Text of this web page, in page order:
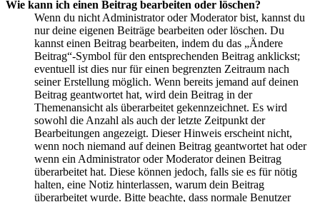
Wie kann ich einen Beitrag bearbeiten oder löschen?
Wenn du nicht Administrator oder Moderator bist, kannst du
nur deine eigenen Beiträge bearbeiten oder löschen. Du
kannst einen Beitrag bearbeiten, indem du das „Ändere
Beitrag“-Symbol für den entsprechenden Beitrag anklickst;
eventuell ist dies nur für einen begrenzten Zeitraum nach
seiner Erstellung möglich. Wenn bereits jemand auf deinen
Beitrag geantwortet hat, wird dein Beitrag in der
Themenansicht als überarbeitet gekennzeichnet. Es wird
sowohl die Anzahl als auch der letzte Zeitpunkt der
Bearbeitungen angezeigt. Dieser Hinweis erscheint nicht,
wenn noch niemand auf deinen Beitrag geantwortet hat oder
wenn ein Administrator oder Moderator deinen Beitrag
überarbeitet hat. Diese können jedoch, falls sie es für nötig
halten, eine Notiz hinterlassen, warum dein Beitrag
überarbeitet wurde. Bitte beachte, dass normale Benutzer